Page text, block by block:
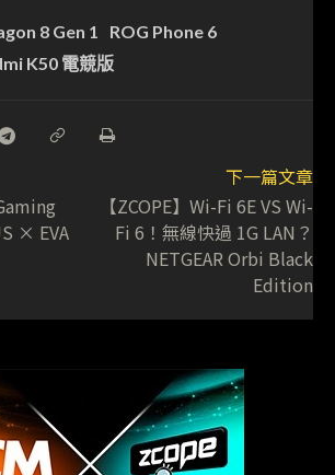
8 Gen 1
ROG Phone 6
K50 電競版
× EVA
下一篇文章
【ZCOPE】Wi-Fi 6E VS Wi-
Fi 6！無線快過 1G LAN？
NETGEAR Orbi Black
Edition